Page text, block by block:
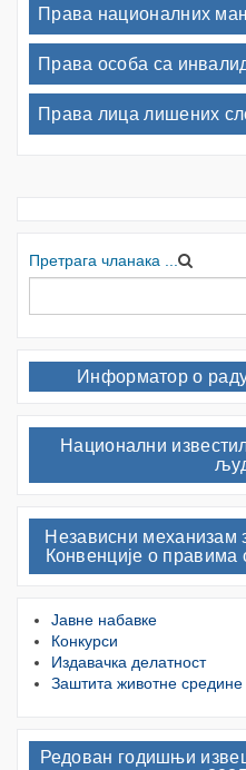
Права националних
Права особа са
Права лица лишених
Претрага чланака ...
Информатор о
Национални
Независни
Конвенције о правима
Јавне набавке
Конкурси
Издавачка делатност
Заштита животне средине
Редован годишњи